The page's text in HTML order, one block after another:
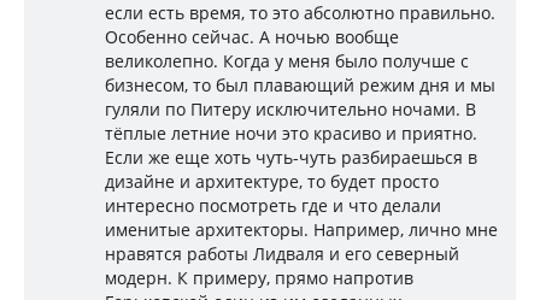
если есть время, то это абсолютно правильно.
Особенно сейчас. А ночью вообще
великолепно. Когда у меня было получше с
бизнесом, то был плавающий режим дня и мы
гуляли по Питеру исключительно ночами. В
тёплые летние ночи это красиво и приятно.
Если же еще хоть чуть-чуть разбираешься в
дизайне и архитектуре, то будет просто
интересно посмотреть где и что делали
именитые архитекторы. Например, лично мне
нравятся работы Лидваля и его северный
модерн. К примеру, прямо напротив